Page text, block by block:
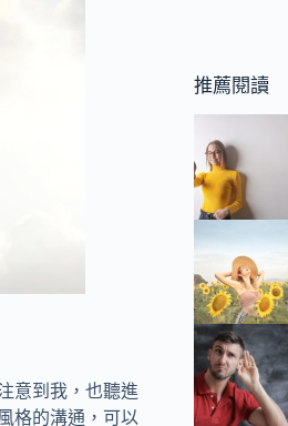
意到我，也聽進
格的溝通，可以
推薦閱讀